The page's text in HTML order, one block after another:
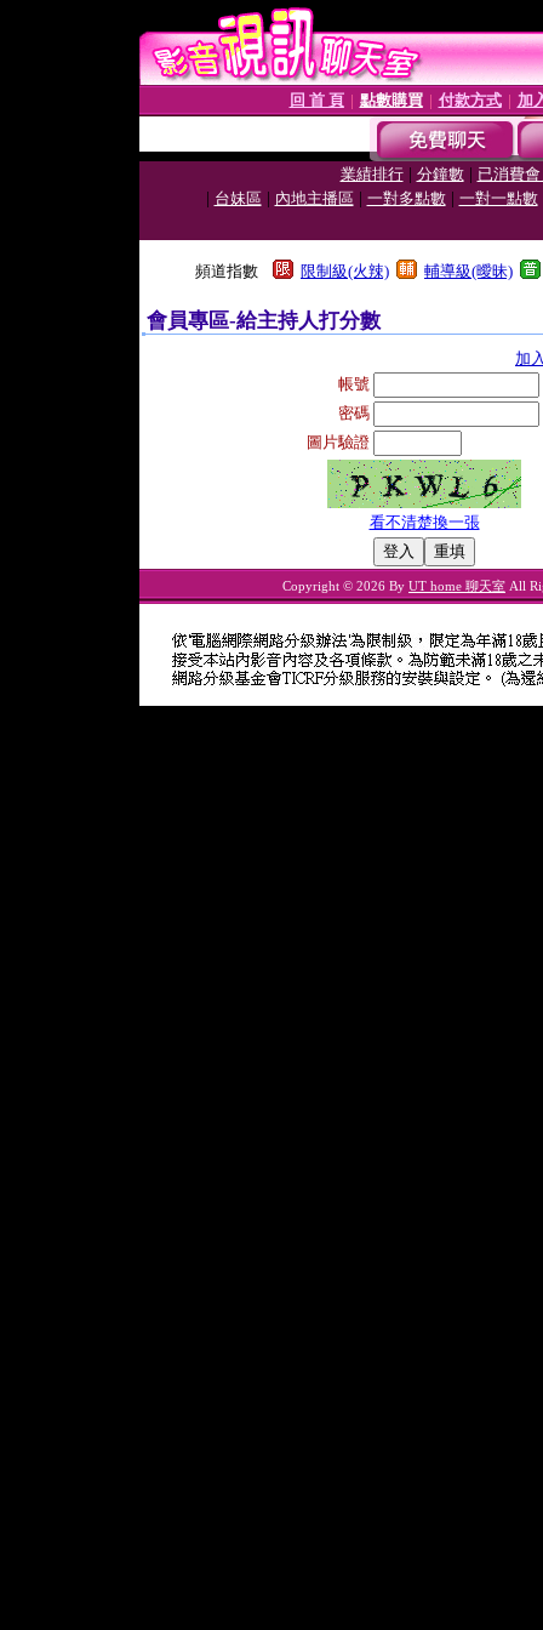
回 首 頁 點數購買│ 付款方式│ 加
業績排行| 分鐘數| 已消費
| 台妹區| 內地主播區| 一對多點數| 一對一點數
頻道指數 限制級(火辣) 輔導級(曖昧)
會員專區-給主持人打分數
加
帳號
密碼
圖片驗證
看不清楚換一張
Copyright © 2026 By UT home 聊天室 All